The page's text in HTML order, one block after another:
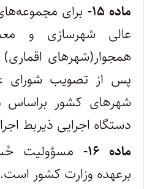
ماده ۱۵-
برای
عالی شهرسازی و
همجوار(شهرهای
پس از تصویب شورای
شهرهای کشور براساس
دستگاه اجرایی ذیربط
ماده ۱۶-
مسؤولیت
برعهده وزارت کشور است.